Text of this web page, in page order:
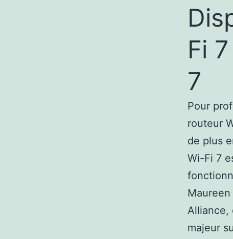
Fi
7
Pour
routeur
de plus
Wi-Fi 7
Alliance,
majeur